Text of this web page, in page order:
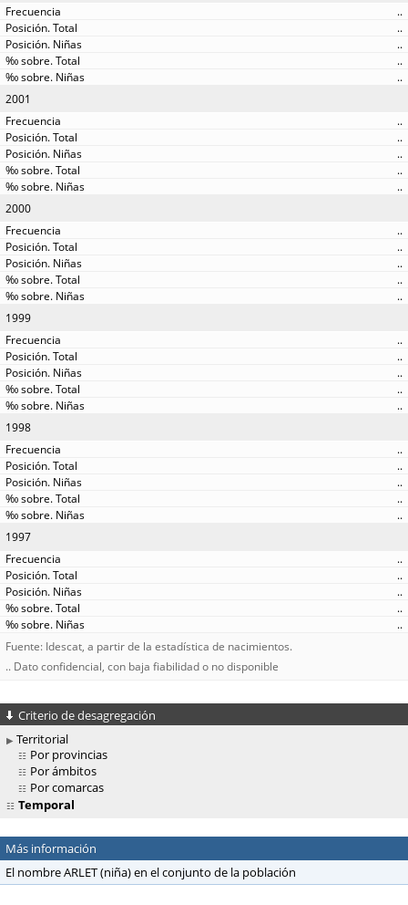
..
..
..
..
..
2001
..
..
..
..
..
2000
..
..
..
..
..
1999
..
..
..
..
..
1998
..
..
..
..
..
1997
..
..
..
..
..
Fuente: Idescat, a partir de la estadística de nacimientos.
.. Dato confidencial, con baja fiabilidad o no disponible
Criterio de desagregación
Territorial
Por provincias
Por ámbitos
Por comarcas
Temporal
Más información
El nombre ARLET (niña) en el conjunto de la población